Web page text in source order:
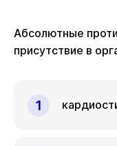
Абсолютные
присутствие в